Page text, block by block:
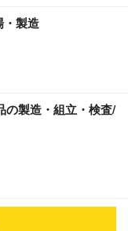
・製造
の製造・組立・検査/